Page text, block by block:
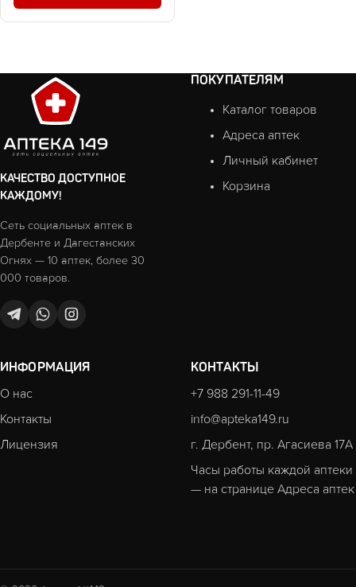
КАЧЕСТВО ДОСТУПНОЕ
КАЖДОМУ!
Сеть социальных аптек в
Дербенте и Дагестанских
Огнях — 10 аптек, более 30
000 товаров.
ПОКУПАТЕЛЯМ
Каталог товаров
Адреса аптек
Личный кабинет
Корзина
ИНФОРМАЦИЯ
О нас
Контакты
Лицензия
КОНТАКТЫ
+7 988 291-11-49
info@apteka149.ru
г. Дербент, пр. Агасиева 17А
Часы работы каждой аптеки
— на странице Адреса аптек